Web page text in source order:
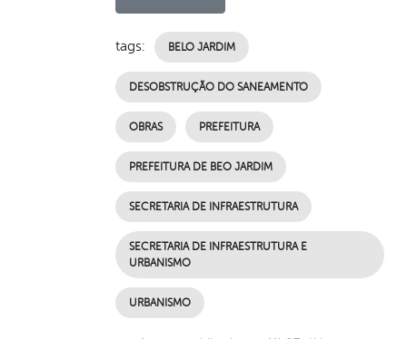
tags: BELO JARDIM
DESOBSTRUÇÃO DO SANEAMENTO
OBRAS PREFEITURA
PREFEITURA DE BEO JARDIM
SECRETARIA DE INFRAESTRUTURA
SECRETARIA DE INFRAESTRUTURA E
URBANISMO
URBANISMO